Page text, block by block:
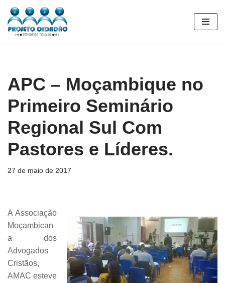
Pular
APC – Moçambique no
Primeiro Seminário
Regional Sul Com
Pastores e Líderes.
27 de maio de 2017
A Associação
Moçambican
a dos
Advogados
Cristãos,
AMAC esteve